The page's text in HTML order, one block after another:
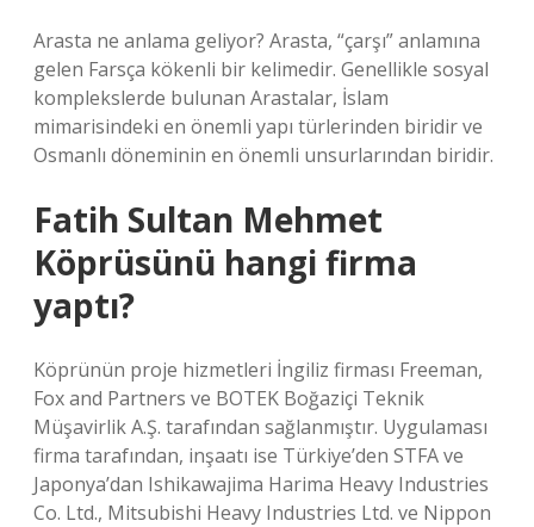
Arasta ne anlama geliyor? Arasta, “çarşı” anlamına
gelen Farsça kökenli bir kelimedir. Genellikle sosyal
komplekslerde bulunan Arastalar, İslam
mimarisindeki en önemli yapı türlerinden biridir ve
Osmanlı döneminin en önemli unsurlarından biridir.
Fatih Sultan Mehmet
Köprüsünü hangi firma
yaptı?
Köprünün proje hizmetleri İngiliz firması Freeman,
Fox and Partners ve BOTEK Boğaziçi Teknik
Müşavirlik A.Ş. tarafından sağlanmıştır. Uygulaması
firma tarafından, inşaatı ise Türkiye’den STFA ve
Japonya’dan Ishikawajima Harima Heavy Industries
Co. Ltd., Mitsubishi Heavy Industries Ltd. ve Nippon